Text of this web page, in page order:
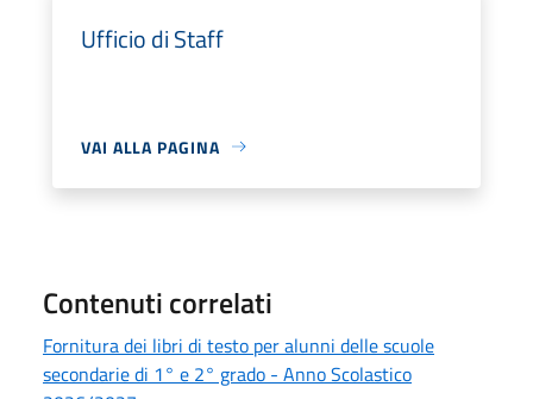
Ufficio di Staff
VAI ALLA PAGINA
Contenuti correlati
Fornitura dei libri di testo per alunni delle scuole
secondarie di 1° e 2° grado - Anno Scolastico